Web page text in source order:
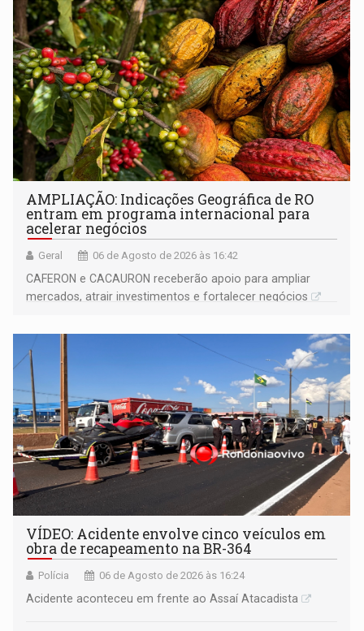
AMPLIAÇÃO: Indicações Geográfica de RO
entram em programa internacional para
acelerar negócios
Geral 06 de Agosto de 2026 às 16:42
CAFERON e CACAURON receberão apoio para ampliar
mercados, atrair investimentos e fortalecer negócios
VÍDEO: Acidente envolve cinco veículos em
obra de recapeamento na BR-364
Polícia 06 de Agosto de 2026 às 16:24
Acidente aconteceu em frente ao Assaí Atacadista